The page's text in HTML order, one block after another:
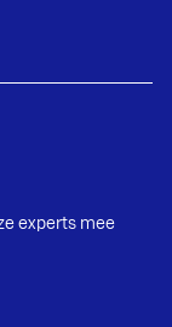
experts mee